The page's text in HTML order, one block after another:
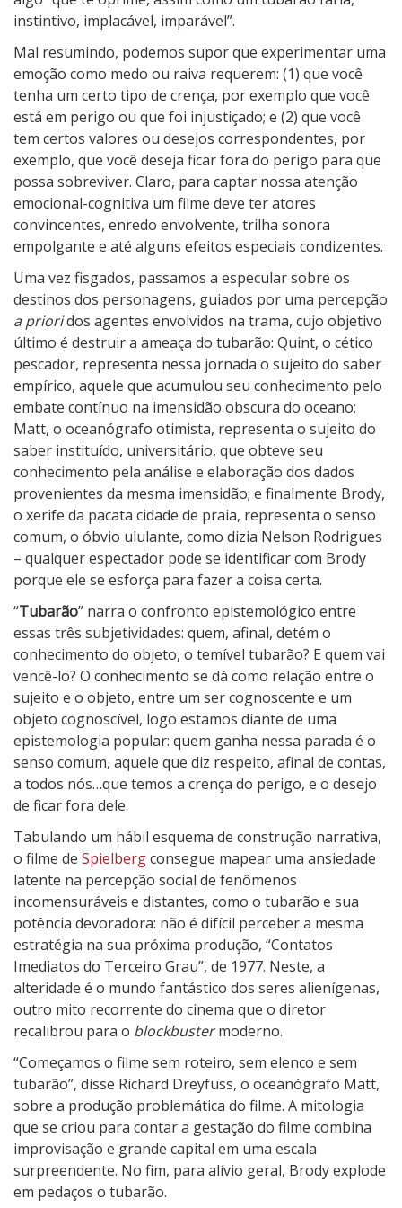
instintivo, implacável, imparável”.
Mal resumindo, podemos supor que experimentar uma
emoção como medo ou raiva requerem: (1) que você
tenha um certo tipo de crença, por exemplo que você
está em perigo ou que foi injustiçado; e (2) que você
tem certos valores ou desejos correspondentes, por
exemplo, que você deseja ficar fora do perigo para que
possa sobreviver. Claro, para captar nossa atenção
emocional-cognitiva um filme deve ter atores
convincentes, enredo envolvente, trilha sonora
empolgante e até alguns efeitos especiais condizentes.
Uma vez fisgados, passamos a especular sobre os
destinos dos personagens, guiados por uma percepção
a prioridos agentes envolvidos na trama, cujo objetivo
último é destruir a ameaça do tubarão: Quint, o cético
pescador, representa nessa jornada o sujeito do saber
empírico, aquele que acumulou seu conhecimento pelo
embate contínuo na imensidão obscura do oceano;
Matt, o oceanógrafo otimista, representa o sujeito do
saber instituído, universitário, que obteve seu
conhecimento pela análise e elaboração dos dados
provenientes da mesma imensidão; e finalmente Brody,
o xerife da pacata cidade de praia, representa o senso
comum, o óbvio ululante, como dizia Nelson Rodrigues
– qualquer espectador pode se identificar com Brody
porque ele se esforça para fazer a coisa certa.
“Tubarão” narra o confronto epistemológico entre
essas três subjetividades: quem, afinal, detém o
conhecimento do objeto, o temível tubarão? E quem vai
vencê-lo? O conhecimento se dá como relação entre o
sujeito e o objeto, entre um ser cognoscente e um
objeto cognoscível, logo estamos diante de uma
epistemologia popular: quem ganha nessa parada é o
senso comum, aquele que diz respeito, afinal de contas,
a todos nós…que temos a crença do perigo, e o desejo
de ficar fora dele.
Tabulando um hábil esquema de construção narrativa,
o filme de Spielbergconsegue mapear uma ansiedade
latente na percepção social de fenômenos
incomensuráveis e distantes, como o tubarão e sua
potência devoradora: não é difícil perceber a mesma
estratégia na sua próxima produção, “Contatos
Imediatos do Terceiro Grau”, de 1977. Neste, a
alteridade é o mundo fantástico dos seres alienígenas,
outro mito recorrente do cinema que o diretor
recalibrou para o blockbustermoderno.
“Começamos o filme sem roteiro, sem elenco e sem
tubarão”, disse Richard Dreyfuss, o oceanógrafo Matt,
sobre a produção problemática do filme. A mitologia
que se criou para contar a gestação do filme combina
improvisação e grande capital em uma escala
surpreendente. No fim, para alívio geral, Brody explode
em pedaços o tubarão.